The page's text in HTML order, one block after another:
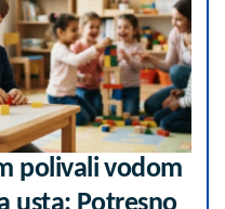
polivali vodom